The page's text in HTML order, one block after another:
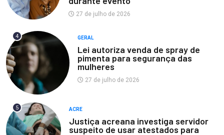
27 de julho de 2026
4 GERAL
Lei autoriza venda de spray de
pimenta para segurança das
mulheres
27 de julho de 2026
5 ACRE
Justiça acreana investiga servidor
suspeito de usar atestados para